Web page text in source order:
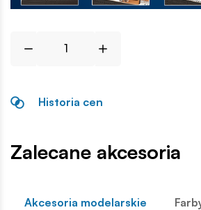
Historia cen
Zalecane akcesoria
Akcesoria modelarskie